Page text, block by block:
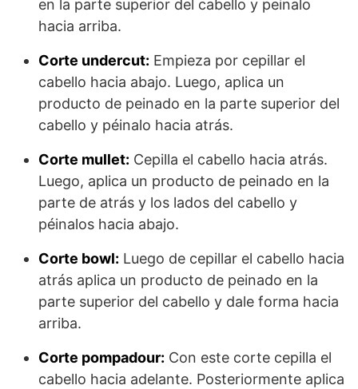
en la parte superior del cabello y peinalo
hacia arriba.
Corte undercut: Empieza por cepillar el
cabello hacia abajo. Luego, aplica un
producto de peinado en la parte superior del
cabello y péinalo hacia atrás.
Corte mullet: Cepilla el cabello hacia atrás.
Luego, aplica un producto de peinado en la
parte de atrás y los lados del cabello y
péinalos hacia abajo.
Corte bowl: Luego de cepillar el cabello hacia
atrás aplica un producto de peinado en la
parte superior del cabello y dale forma hacia
arriba.
Corte pompadour: Con este corte cepilla el
cabello hacia adelante. Posteriormente aplica